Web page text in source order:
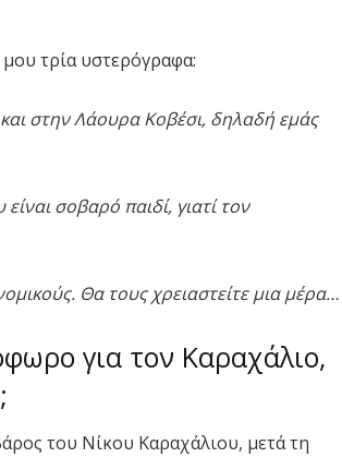
τρία υστερόγραφα:
στην Λάουρα Κοβέσι, δηλαδή εμάς
είναι σοβαρό παιδί, γιατί τον
Θα τους χρειαστείτε μια μέρα…
για τον Καραχάλιο,
του Νίκου Καραχάλιου, μετά τη